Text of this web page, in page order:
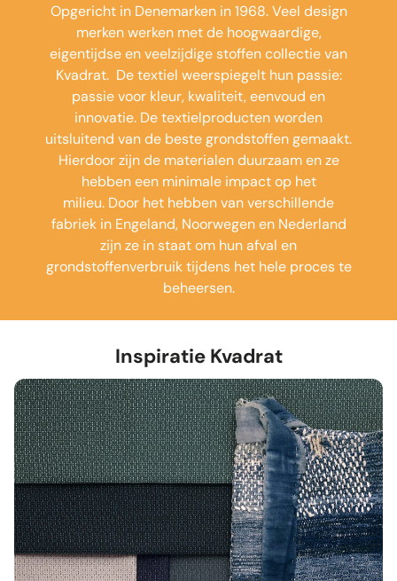
Opgericht in Denemarken in 1968. Veel design
merken werken met de hoogwaardige,
eigentijdse en veelzijdige stoffen collectie van
Kvadrat. De textiel weerspiegelt hun passie:
passie voor kleur, kwaliteit, eenvoud en
innovatie. De textielproducten worden
uitsluitend van de beste grondstoffen gemaakt.
Hierdoor zijn de materialen duurzaam en ze
hebben een minimale impact op het
milieu. Door het hebben van verschillende
fabriek in Engeland, Noorwegen en Nederland
zijn ze in staat om hun afval en
grondstoffenverbruik tijdens het hele proces te
beheersen.
Inspiratie Kvadrat